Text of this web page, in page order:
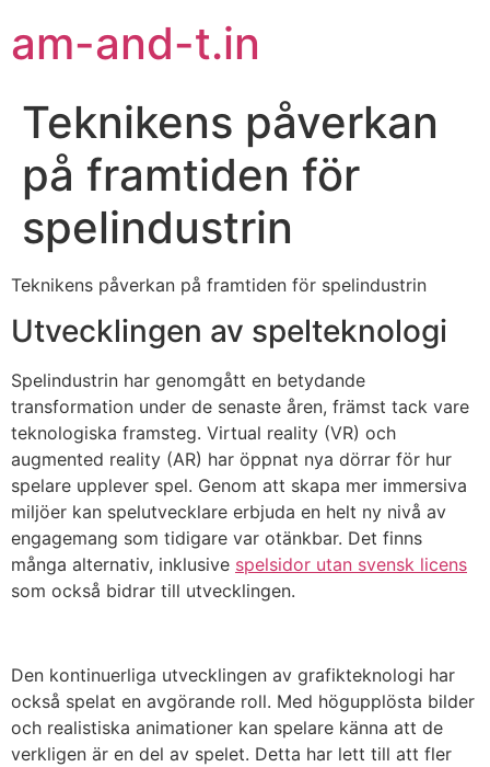
am-and-t.in
Teknikens påverkan
på framtiden för
spelindustrin
Teknikens påverkan på framtiden för spelindustrin
Utvecklingen av spelteknologi
Spelindustrin har genomgått en betydande
transformation under de senaste åren, främst tack vare
teknologiska framsteg. Virtual reality (VR) och
augmented reality (AR) har öppnat nya dörrar för hur
spelare upplever spel. Genom att skapa mer immersiva
miljöer kan spelutvecklare erbjuda en helt ny nivå av
engagemang som tidigare var otänkbar. Det finns
många alternativ, inklusive spelsidor utan svensk licens
som också bidrar till utvecklingen.
Den kontinuerliga utvecklingen av grafikteknologi har
också spelat en avgörande roll. Med högupplösta bilder
och realistiska animationer kan spelare känna att de
verkligen är en del av spelet. Detta har lett till att fler